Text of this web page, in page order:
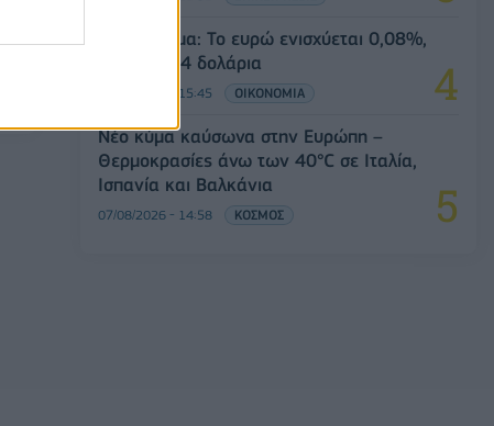
Συνάλλαγμα: Το ευρώ ενισχύεται 0,08%,
στα 1,1534 δολάρια
07/08/2026 - 15:45 ΟΙΚΟΝΟΜΙΑ
Νέο κύμα καύσωνα στην Ευρώπη –
Θερμοκρασίες άνω των 40°C σε Ιταλία,
Ισπανία και Βαλκάνια
07/08/2026 - 14:58 ΚΟΣΜΟΣ